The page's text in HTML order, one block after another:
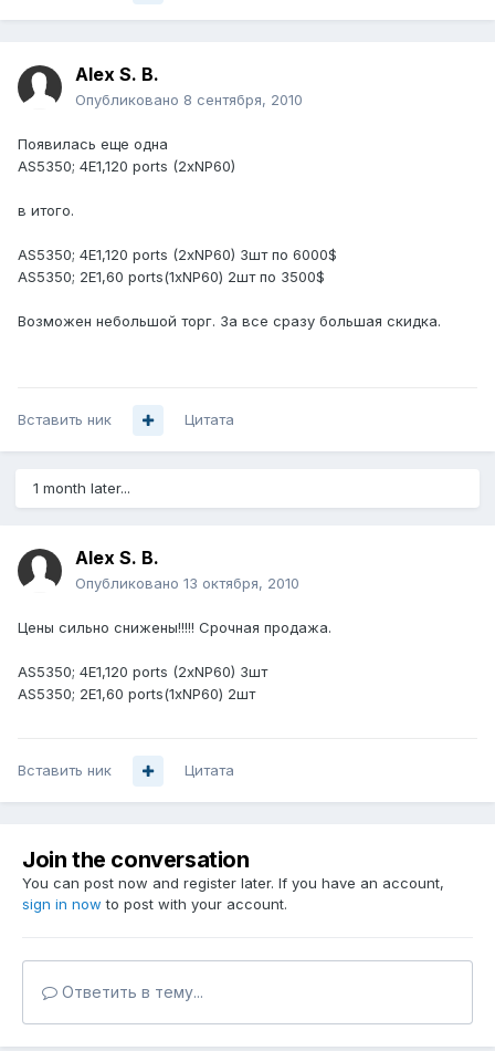
Alex S. B.
Опубликовано 8 сентября, 2010
Появилась еще одна
AS5350; 4E1,120 ports (2xNP60)
в итого.
AS5350; 4E1,120 ports (2xNP60) 3шт по 6000$
AS5350; 2E1,60 ports(1xNP60) 2шт по 3500$
Возможен небольшой торг. За все сразу большая скидка.
Вставить ник Цитата
1 month later...
Alex S. B.
Опубликовано 13 октября, 2010
Цены сильно снижены!!!!! Срочная продажа.
AS5350; 4E1,120 ports (2xNP60) 3шт
AS5350; 2E1,60 ports(1xNP60) 2шт
Вставить ник Цитата
Join the conversation
You can post now and register later. If you have an account,
sign in now to post with your account.
Ответить в тему...